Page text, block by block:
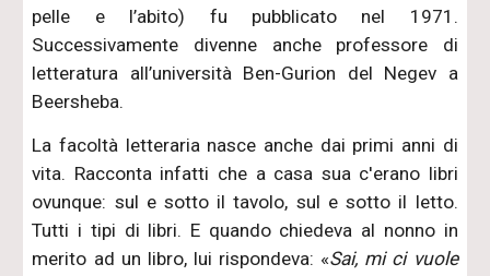
pelle e l’abito) fu pubblicato nel 1971.
Successivamente divenne anche professore di
letteratura all’università Ben-Gurion del Negev a
Beersheba.
La facoltà letteraria nasce anche dai primi anni di
vita. Racconta infatti che a casa sua c'erano libri
ovunque: sul e sotto il tavolo, sul e sotto il letto.
Tutti i tipi di libri. E quando chiedeva al nonno in
merito ad un libro, lui rispondeva: «Sai, mi ci vuole